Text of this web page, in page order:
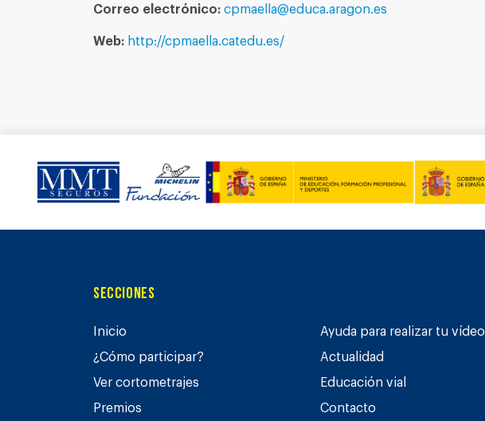
Correo electrónico: cpmaella@educa.aragon.es
Web: http://cpmaella.catedu.es/
Secciones
Inicio
¿Cómo participar?
Ver cortometrajes
Premios
Ayuda para realizar tu vídeo
Actualidad
Educación vial
Contacto